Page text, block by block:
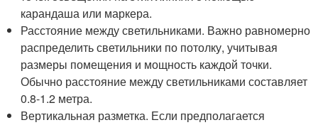
карандаша или маркера.
Расстояние между светильниками. Важно равномерно
распределить светильники по потолку, учитывая
размеры помещения и мощность каждой точки.
Обычно расстояние между светильниками составляет
0.8-1.2 метра.
Вертикальная разметка. Если предполагается